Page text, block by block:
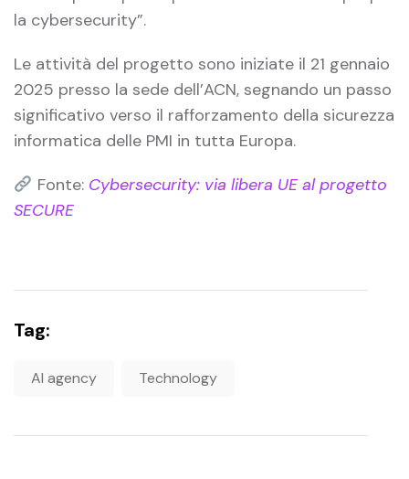
la cybersecurity”.
Le attività del progetto sono iniziate il 21 gennaio
2025 presso la sede dell’ACN, segnando un passo
significativo verso il rafforzamento della sicurezza
informatica delle PMI in tutta Europa.
Fonte: Cybersecurity: via libera UE al progetto
SECURE
Tag:
AI agency Technology